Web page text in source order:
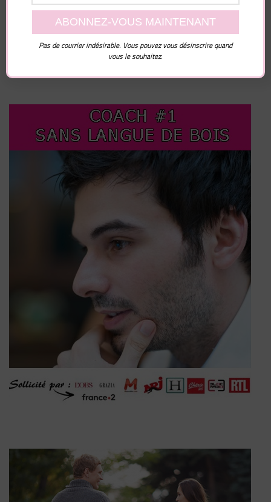
le navigateur pour mon prochain commentaire.
Pas de courrier indésirable. Vous pouvez vous désinscrire quand
vous le souhaitez.